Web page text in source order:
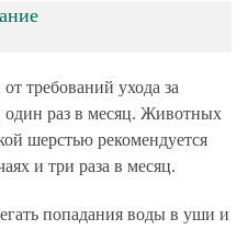
требований ухода за
один раз в месяц. Животных
шерстью рекомендуется
и три раза в месяц.
попадания воды в уши и